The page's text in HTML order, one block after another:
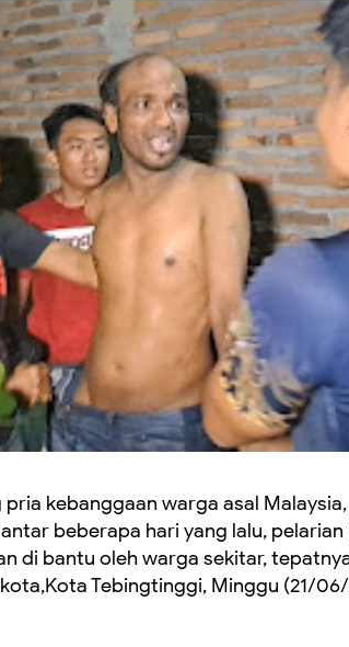
pria kebanggaan warga asal
beberapa hari yang lalu,
di bantu oleh warga sekitar,
Tebingtinggi, Minggu (21/